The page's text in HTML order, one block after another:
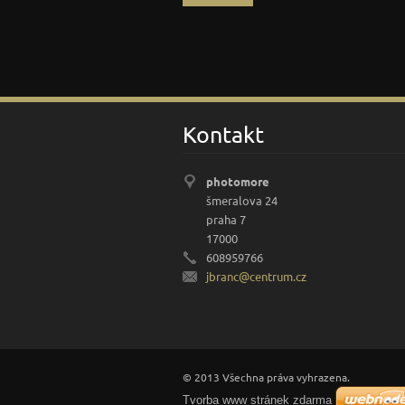
Kontakt
photomore
šmeralova 24
praha 7
17000
608959766
jbranc@centrum.cz
© 2013 Všechna práva vyhrazena.
Tvorba www stránek zdarma